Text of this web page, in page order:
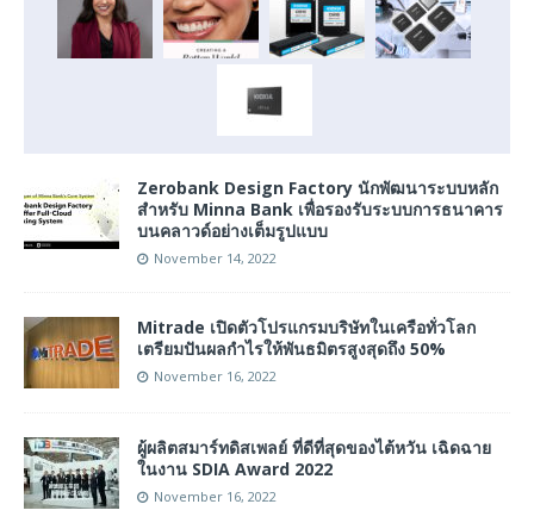
Zerobank Design Factory นักพัฒนาระบบหลัก
สำหรับ Minna Bank เพื่อรองรับระบบการธนาคาร
บนคลาวด์อย่างเต็มรูปแบบ
November 14, 2022
Mitrade เปิดตัวโปรแกรมบริษัทในเครือทั่วโลก
เตรียมปันผลกำไรให้พันธมิตรสูงสุดถึง 50%
November 16, 2022
ผู้ผลิตสมาร์ทดิสเพลย์ ที่ดีที่สุดของไต้หวัน เฉิดฉาย
ในงาน SDIA Award 2022
November 16, 2022